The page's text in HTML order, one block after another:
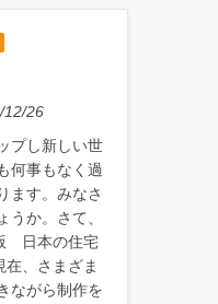
12/26
プし新しい世
何事もなく過
ます。みなさ
うか。さて、
日本の住宅
、さまざま
ながら制作を